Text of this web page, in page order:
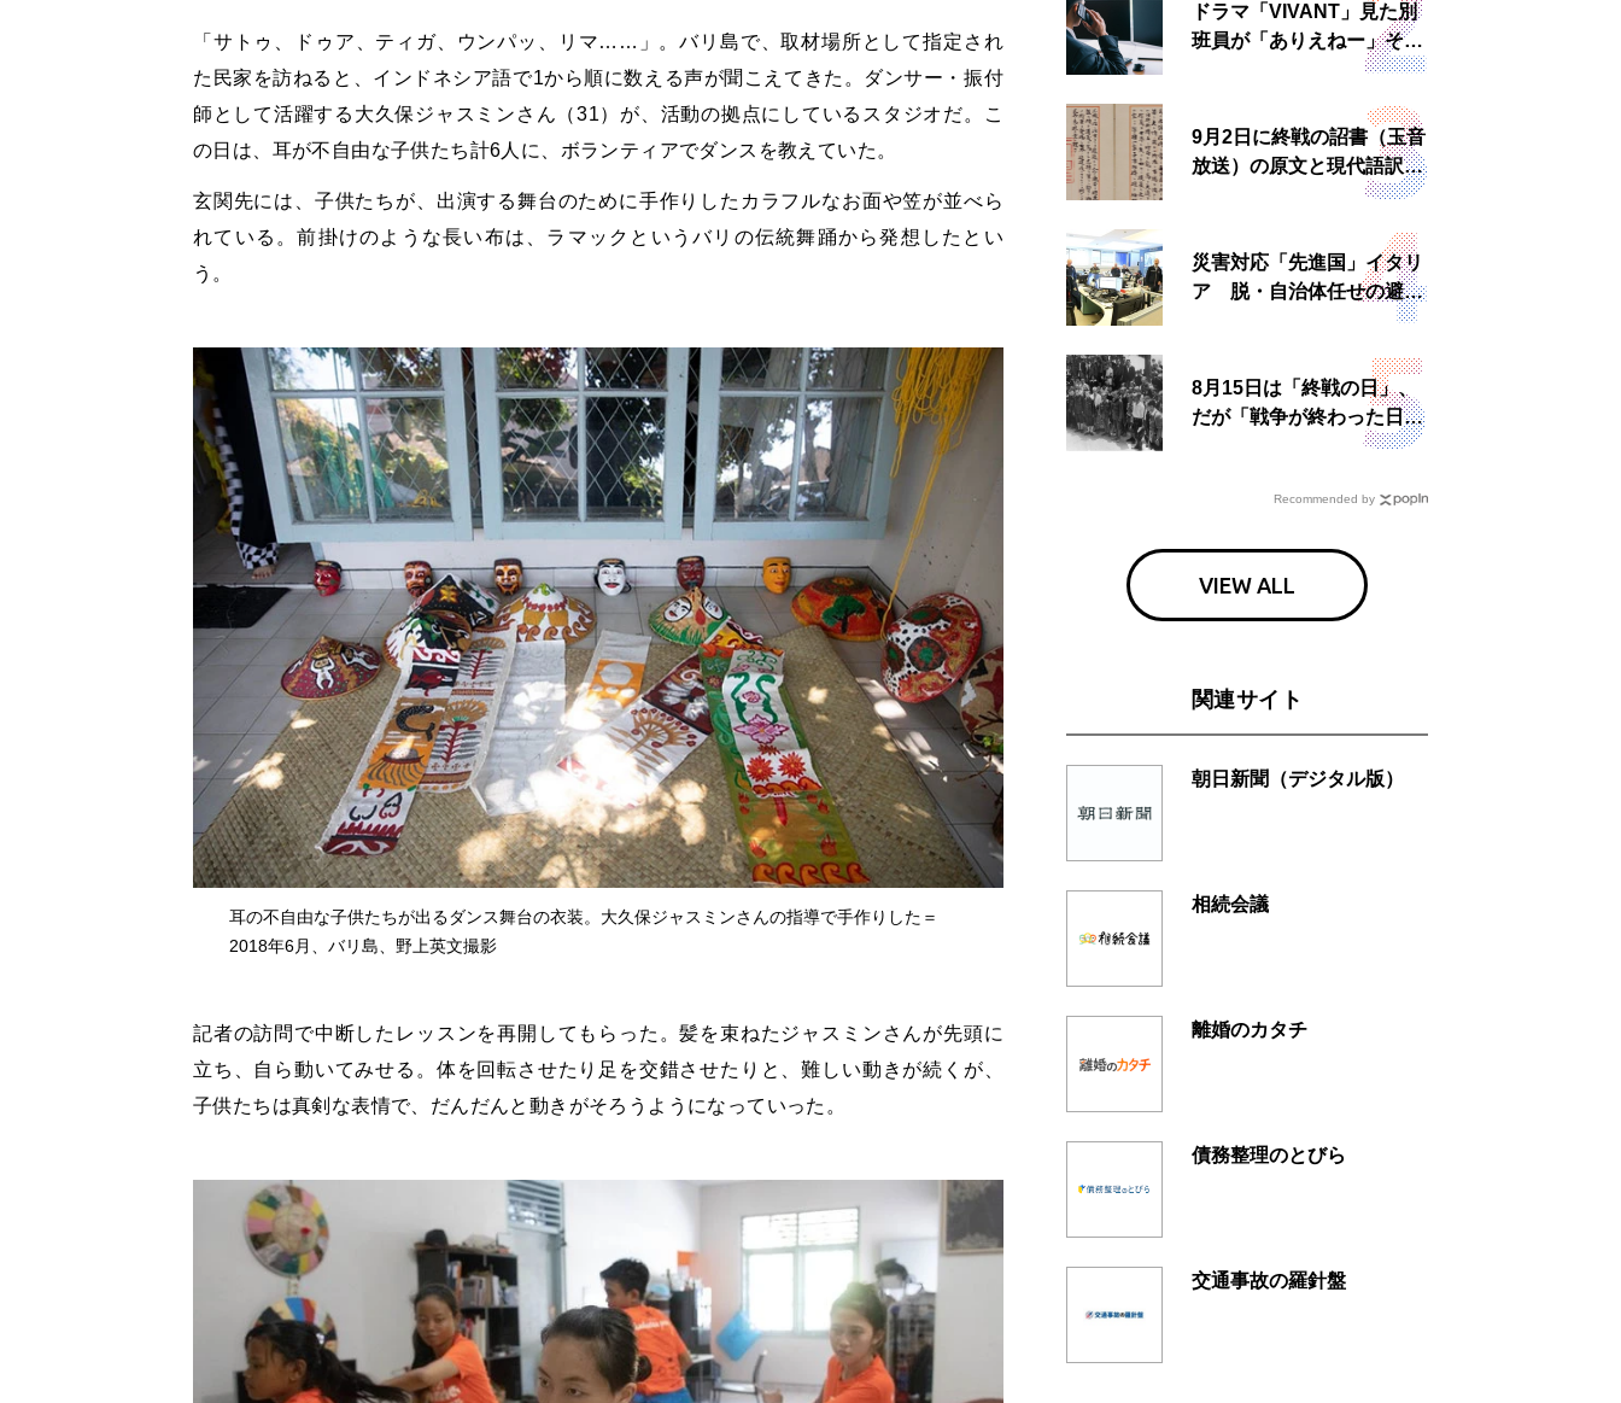
「サトゥ、ドゥア、ティガ、ウンパッ、リマ……」。バリ島で、取材場所として指定され
た民家を訪ねると、インドネシア語で1から順に数える声が聞こえてきた。ダンサー・振付
師として活躍する大久保ジャスミンさん（31）が、活動の拠点にしているスタジオだ。こ
の日は、耳が不自由な子供たち計6人に、ボランティアでダンスを教えていた。
玄関先には、子供たちが、出演する舞台のために手作りしたカラフルなお面や笠が並べら
れている。前掛けのような長い布は、ラマックというバリの伝統舞踊から発想したとい
う。
耳の不自由な子供たちが出るダンス舞台の衣装。大久保ジャスミンさんの指導で手作りした＝
2018年6月、バリ島、野上英文撮影
記者の訪問で中断したレッスンを再開してもらった。髪を束ねたジャスミンさんが先頭に
立ち、自ら動いてみせる。体を回転させたり足を交錯させたりと、難しい動きが続くが、
子供たちは真剣な表情で、だんだんと動きがそろうようになっていった。
ドラマ「VIVANT」見た別
班員が「ありえねー」その
理由とは 非公然組織ゆえ
9月2日に終戦の詔書（玉音
放送）の原文と現代語訳を
読む もう一つの「終戦の
災害対応「先進国」イタリ
ア 脱・自治体任せの避難
所運営、被災者への温かい
8月15日は「終戦の日」、
だが「戦争が終わった日」
は国によって異なる？
Recommended by
VIEW ALL
関連サイト
朝日新聞（デジタル版）
相続会議
離婚のカタチ
債務整理のとびら
交通事故の羅針盤